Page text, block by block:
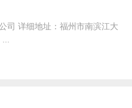
司 详细地址：福州市南滨江大